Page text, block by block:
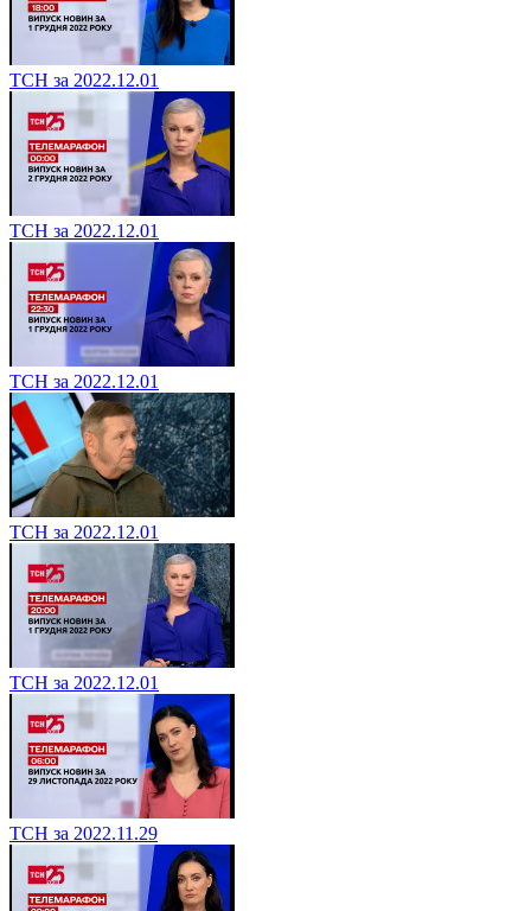
ТСН за 2022.12.01
ТСН за 2022.12.01
ТСН за 2022.12.01
ТСН за 2022.12.01
ТСН за 2022.12.01
ТСН за 2022.11.29